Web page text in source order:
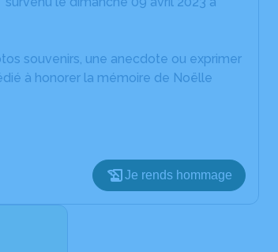
souvenirs, une anecdote ou exprimer
à honorer la mémoire de Noëlle
Je rends hommage